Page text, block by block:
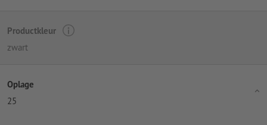
Productkleur
zwart
Oplage
25